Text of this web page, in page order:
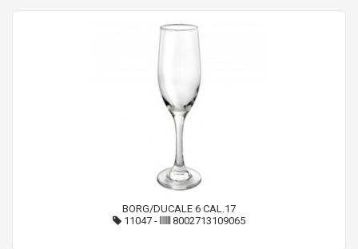
BORG/DUCALE 6 CAL.17
11047 - 8002713109065